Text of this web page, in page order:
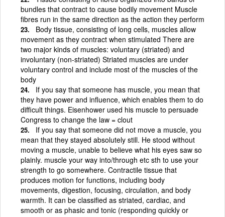
bundles that contract to cause bodily movement Muscle
fibres run in the same direction as the action they perform
Body tissue, consisting of long cells, muscles allow
movement as they contract when stimulated There are
two major kinds of muscles: voluntary (striated) and
involuntary (non-striated) Striated muscles are under
voluntary control and include most of the muscles of the
body
If you say that someone has muscle, you mean that
they have power and influence, which enables them to do
difficult things. Eisenhower used his muscle to persuade
Congress to change the law = clout
If you say that someone did not move a muscle, you
mean that they stayed absolutely still. He stood without
moving a muscle, unable to believe what his eyes saw so
plainly. muscle your way into/through etc sth to use your
strength to go somewhere. Contractile tissue that
produces motion for functions, including body
movements, digestion, focusing, circulation, and body
warmth. It can be classified as striated, cardiac, and
smooth or as phasic and tonic (responding quickly or